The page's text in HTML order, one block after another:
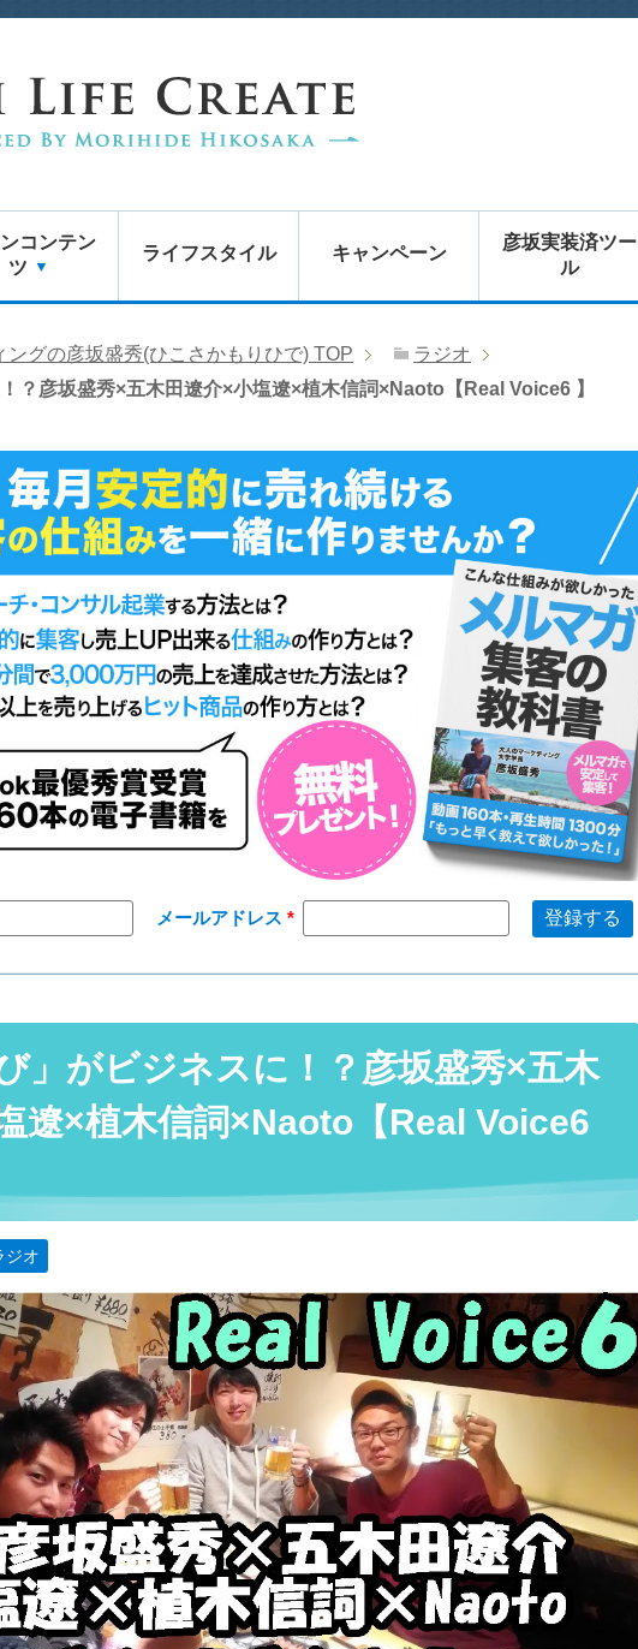
コンテン
ツ
ライフスタイル キャンペーン
彦坂実装済ツー
ル
ングの彦坂盛秀(ひこさかもりひで) TOP
ラジオ
？彦坂盛秀×五木田遼介×小塩遼×植木信詞×Naoto【Real Voice6 】
メールアドレス
」がビジネスに！？彦坂盛秀×五木
遼×植木信詞×Naoto【Real Voice6
ジオ